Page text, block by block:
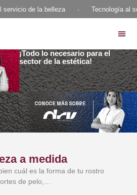
servicio de la belleza Tecnología al
¡Todo lo necesario para el
sector de la estética!
a medida
cuál es la forma de tu rostro
de pelo,…